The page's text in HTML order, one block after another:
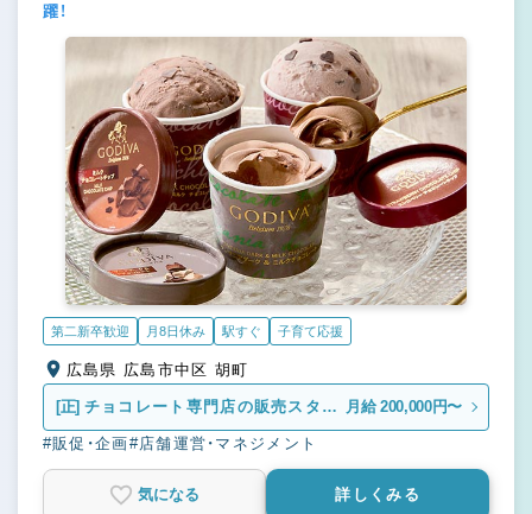
躍！
第二新卒歓迎 月8日休み 駅すぐ 子育て応援
広島県 広島市中区 胡町
[正] チョコレート専門店の販売スタッ
フ
月給 200,000円〜
#販促・企画#店舗運営・マネジメント
気になる 詳しくみる